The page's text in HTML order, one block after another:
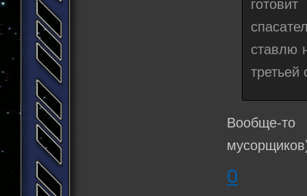
ставлю
третьей
Вообще-
0